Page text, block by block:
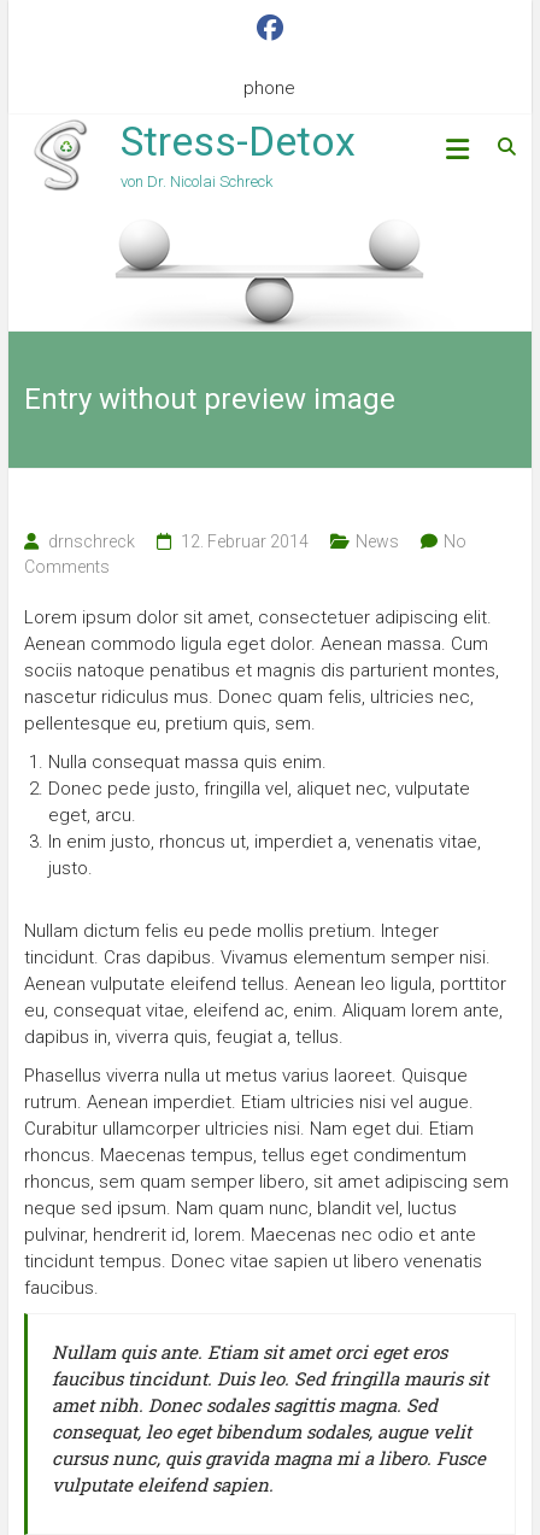
phone
Stress-Detox
von Dr. Nicolai Schreck
Entry without preview image
drnschreck 12. Februar 2014 News
No
Comments
Lorem ipsum dolor sit amet, consectetuer adipiscing elit.
Aenean commodo ligula eget dolor. Aenean massa. Cum
sociis natoque penatibus et magnis dis parturient montes,
nascetur ridiculus mus. Donec quam felis, ultricies nec,
pellentesque eu, pretium quis, sem.
Nulla consequat massa quis enim.
Donec pede justo, fringilla vel, aliquet nec, vulputate
eget, arcu.
In enim justo, rhoncus ut, imperdiet a, venenatis vitae,
justo.
Nullam dictum felis eu pede mollis pretium. Integer
tincidunt. Cras dapibus. Vivamus elementum semper nisi.
Aenean vulputate eleifend tellus. Aenean leo ligula, porttitor
eu, consequat vitae, eleifend ac, enim. Aliquam lorem ante,
dapibus in, viverra quis, feugiat a, tellus.
Phasellus viverra nulla ut metus varius laoreet. Quisque
rutrum. Aenean imperdiet. Etiam ultricies nisi vel augue.
Curabitur ullamcorper ultricies nisi. Nam eget dui. Etiam
rhoncus. Maecenas tempus, tellus eget condimentum
rhoncus, sem quam semper libero, sit amet adipiscing sem
neque sed ipsum. Nam quam nunc, blandit vel, luctus
pulvinar, hendrerit id, lorem. Maecenas nec odio et ante
tincidunt tempus. Donec vitae sapien ut libero venenatis
faucibus.
Nullam quis ante. Etiam sit amet orci eget eros
faucibus tincidunt. Duis leo. Sed fringilla mauris sit
amet nibh. Donec sodales sagittis magna. Sed
consequat, leo eget bibendum sodales, augue velit
cursus nunc, quis gravida magna mi a libero. Fusce
vulputate eleifend sapien.